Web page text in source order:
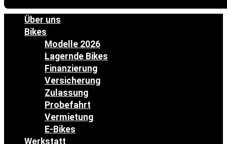
Über uns
Bikes
Modelle 2026
Lagernde Bikes
Finanzierung
Versicherung
Zulassung
Probefahrt
Vermietung
E-Bikes
Werkstatt